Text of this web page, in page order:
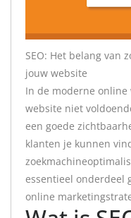
SEO: Het belang van
jouw website
In de moderne
website niet
een goede
klanten je kunnen
essentieel onderdeel
online